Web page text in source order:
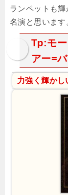
ランペットも
名演と思います
Tp:モ
アー=
力強く輝かし